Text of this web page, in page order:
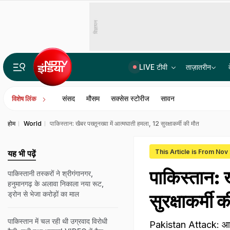
विज्ञापन
LIVE टीवी ताज़ातरीन
विशेष लिंक संसद मौसम सक्सेस स्टोरीज सावन
होम World पाकिस्तान: खैबर पख्तूनख्वा में आत्मघाती हमला, 12 सुरक्षाकर्मी की मौत
This Article is From
सुरक्षाकर्मी
Pakistan Attack:
यह भी पढ़ें
पाकिस्तानी तस्करों ने श्रीगंगानगर,
हनुमानगढ़ के अलावा निकाला नया रूट,
ड्रोन से भेजा करोड़ों का माल
पाकिस्तान में चल रही थी उग्रवाद विरोधी